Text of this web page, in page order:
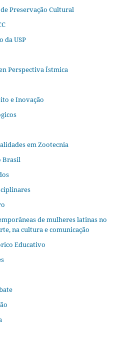
Preservação Cultural
da USP
Perspectiva Ístmica
e Inovação
em Zootecnia
Brasil
de mulheres latinas no
na cultura e comunicação
Educativo